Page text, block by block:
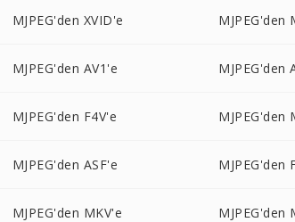
MJPEG'den XVID'e MJPEG'den
MJPEG'den AV1'e MJPEG'den
MJPEG'den F4V'e MJPEG'den
MJPEG'den ASF'e MJPEG'den
MJPEG'den MKV'e MJPEG'den